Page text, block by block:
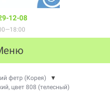
12-08
фетр (Корея)
▼
цвет 808 (телесный)